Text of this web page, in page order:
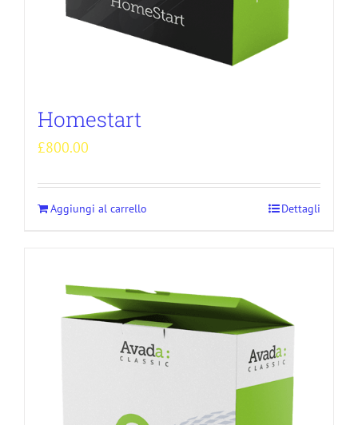
Homestart
£800.00
Aggiungi al carrello Dettagli